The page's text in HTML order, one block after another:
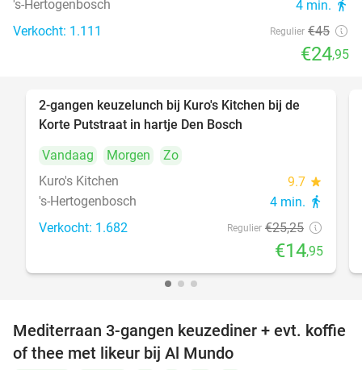
's-Hertogenbosch 4 min. directions_walk
Verkocht: 1.111 Regulier €45
€24,95
2-gangen keuzelunch bij Kuro's Kitchen bij de
Korte Putstraat in hartje Den Bosch
Vandaag
Morgen
Zo
Kuro's Kitchen
9.7 star
's-Hertogenbosch 4 min. directions_walk
Verkocht: 1.682 Regulier €25,25
€14,95
27%
Mediterraan 3-gangen keuzediner + evt. koffie
of thee met likeur bij Al Mundo